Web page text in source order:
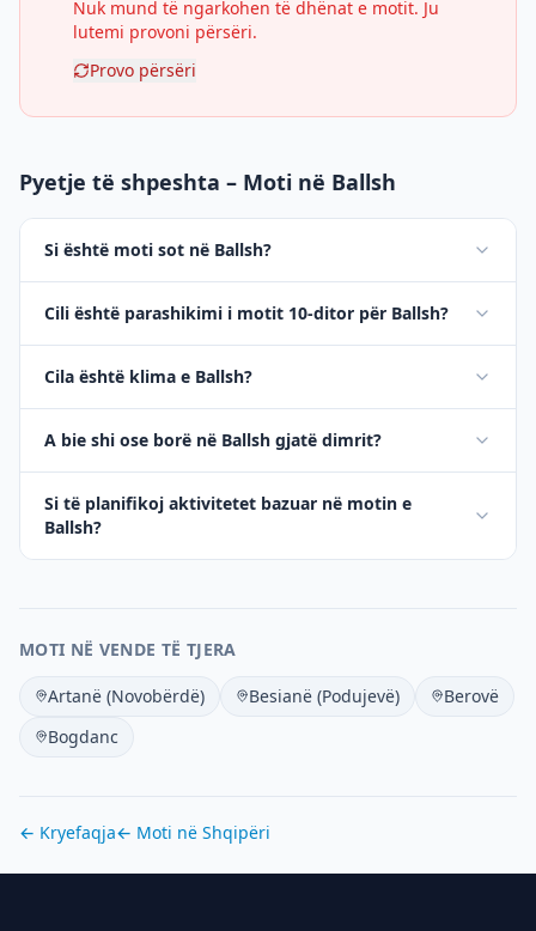
Nuk mund të ngarkohen të dhënat e motit. Ju
lutemi provoni përsëri.
Provo përsëri
Pyetje të shpeshta – Moti në Ballsh
Si është moti sot në Ballsh?
Cili është parashikimi i motit 10-ditor për Ballsh?
Cila është klima e Ballsh?
A bie shi ose borë në Ballsh gjatë dimrit?
Si të planifikoj aktivitetet bazuar në motin e
Ballsh?
MOTI NË VENDE TË TJERA
Artanë (Novobërdë) Besianë (Podujevë)
Berovë
Bogdanc
← Kryefaqja← Moti në Shqipëri